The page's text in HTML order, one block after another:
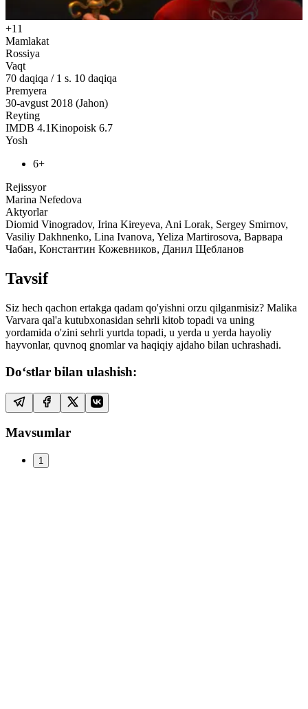
+11
Mamlakat
Rossiya
Vaqt
70 daqiqa / 1 s. 10 daqiqa
Premyera
30-avgust 2018 (Jahon)
Reyting
IMDB 4.1Kinopoisk 6.7
Yosh
6+
Rejissyor
Marina Nefedova
Aktyorlar
Diomid Vinogradov, Irina Kireyeva, Ani Lorak, Sergey Smirnov,
Vasiliy Dakhnenko, Lina Ivanova, Yeliza Martirosova, Варвара
Чабан, Константин Кожевников, Данил Щебланов
Tavsif
Siz hech qachon ertakga qadam qo'yishni orzu qilganmisiz? Malika
Varvara qal'a kutubxonasidan sehrli kitob topadi va uning
yordamida o'zini sehrli yurtda topadi, u yerda u yerda hayoliy
hayvonlar, quvnoq gnomlar va haqiqiy ajdaho bilan uchrashadi.
Do‘stlar bilan ulashish:
Mavsumlar
1